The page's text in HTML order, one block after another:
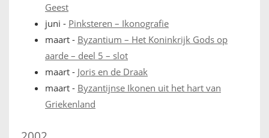
Geest
juni - Pinksteren – Ikonografie
maart - Byzantium – Het Koninkrijk Gods op
aarde – deel 5 – slot
maart - Joris en de Draak
maart - Byzantijnse Ikonen uit het hart van
Griekenland